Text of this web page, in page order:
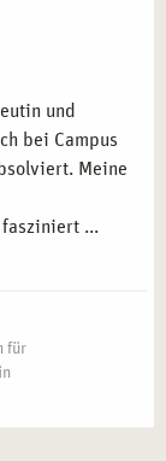
und
bei Campus
Meine
...
für